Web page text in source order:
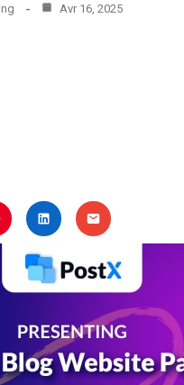
Avr 16, 2025